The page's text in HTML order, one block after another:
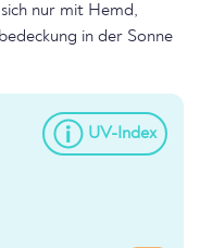
nur mit Hemd,
in der Sonne
UV-Index